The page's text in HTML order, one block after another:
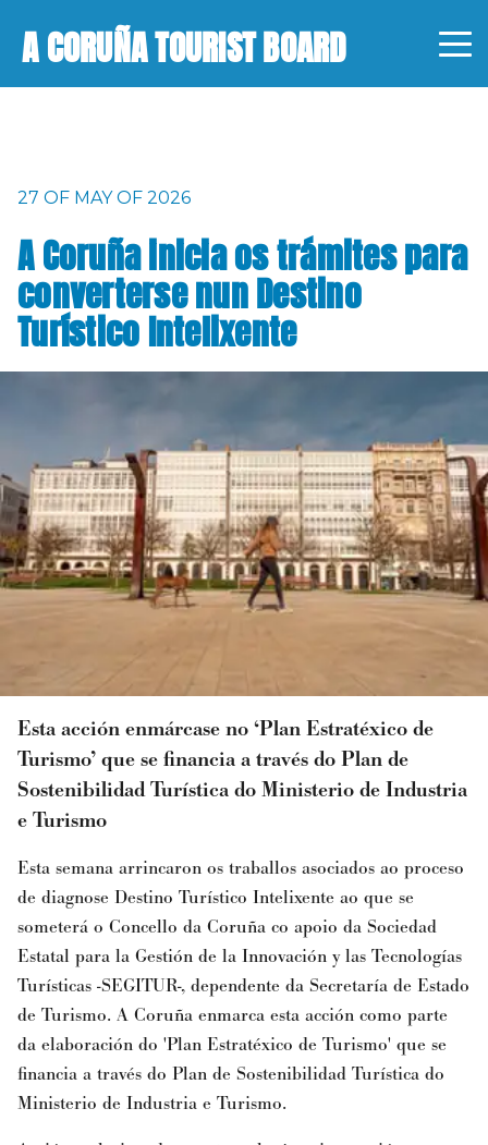
A CORUÑA TOURIST BOARD
27 OF MAY OF 2026
A Coruña inicia os trámites para
converterse nun Destino
Turístico Intelixente
Esta acción enmárcase no ‘Plan Estratéxico de
Turismo’ que se financia a través do Plan de
Sostenibilidad Turística do Ministerio de Industria
e Turismo
Esta semana arrincaron os traballos asociados ao proceso
de diagnose Destino Turístico Intelixente ao que se
someterá o Concello da Coruña co apoio da Sociedad
Estatal para la Gestión de la Innovación y las Tecnologías
Turísticas -SEGITUR-, dependente da Secretaría de Estado
de Turismo. A Coruña enmarca esta acción como parte
da elaboración do 'Plan Estratéxico de Turismo' que se
financia a través do Plan de Sostenibilidad Turística do
Ministerio de Industria e Turismo.